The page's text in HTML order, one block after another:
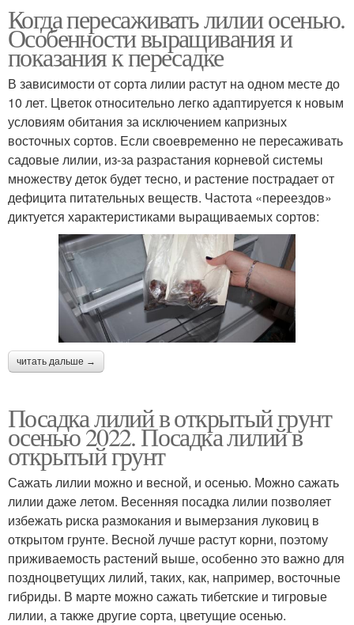
Когда пересаживать лилии осенью.
Особенности выращивания и
показания к пересадке
В зависимости от сорта лилии растут на одном месте до
10 лет. Цветок относительно легко адаптируется к новым
условиям обитания за исключением капризных
восточных сортов. Если своевременно не пересаживать
садовые лилии, из-за разрастания корневой системы
множеству деток будет тесно, и растение пострадает от
дефицита питательных веществ. Частота «переездов»
диктуется характеристиками выращиваемых сортов:
читать дальше →
Посадка лилий в открытый грунт
осенью 2022. Посадка лилий в
открытый грунт
Сажать лилии можно и весной, и осенью. Можно сажать
лилии даже летом. Весенняя посадка лилии позволяет
избежать риска размокания и вымерзания луковиц в
открытом грунте. Весной лучше растут корни, поэтому
приживаемость растений выше, особенно это важно для
поздноцветущих лилий, таких, как, например, восточные
гибриды. В марте можно сажать тибетские и тигровые
лилии, а также другие сорта, цветущие осенью.